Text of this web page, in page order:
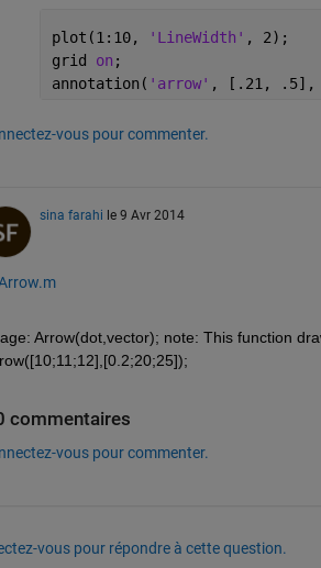
plot(1:10, 'LineWidth' , 2);
grid on ;
annotation( 'arrow' , [.21, .5],
vous pour commenter.
sina farahi le 9 Avr 2014
Arrow(dot,vector); note: This function
commentaires
vous pour commenter.
vous pour répondre à cette question.